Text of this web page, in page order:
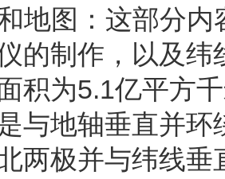
地图：这部分
的制作，以及
积为5.1亿平方
与地轴垂直并
两极并与纬线垂